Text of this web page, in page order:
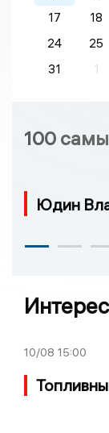
17
18
24
25
31
1
100
Юдин
10/08 15:00